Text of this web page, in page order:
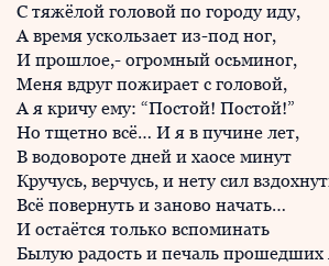
С тяжёлой головой по городу иду,
А время ускользает из-под ног,
И прошлое,- огромный осьминог,
Меня вдруг пожирает с головой,
А я кричу ему: “Постой! Постой!”
Но тщетно всё… И я в пучине лет,
В водовороте дней и хаосе минут
Кручусь, верчусь, и нету сил
Всё повернуть и заново начать…
И остаётся только вспоминать
Былую радость и печаль прошедших